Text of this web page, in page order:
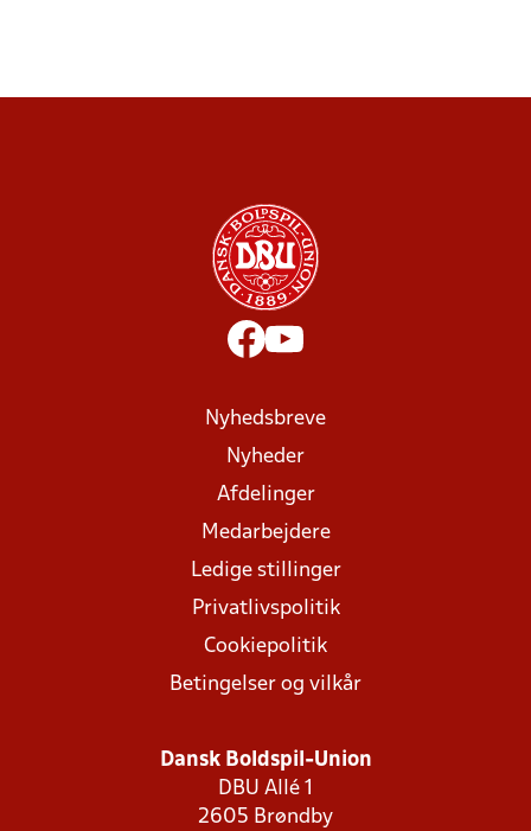
Nyhedsbreve
Nyheder
Afdelinger
Medarbejdere
Ledige stillinger
Privatlivspolitik
Cookiepolitik
Betingelser og vilkår
Dansk Boldspil-Union
DBU Allé 1
2605 Brøndby